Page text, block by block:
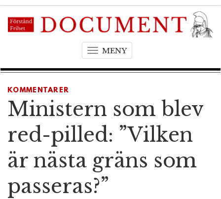
MENYT
g
a
i
g
KOMMENTARER
Ministern som blev
red-pilled: ”Vilken
är nästa gräns som
passeras?”